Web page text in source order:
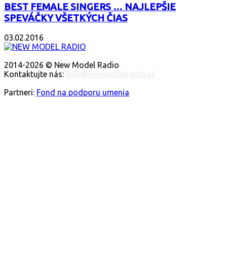
BEST FEMALE SINGERS … NAJLEPŠIE
SPEVÁČKY VŠETKÝCH ČIAS
03.02.2016
2014-2026 © New Model Radio
Kontaktujte nás:
Partneri: Fond na podporu umenia